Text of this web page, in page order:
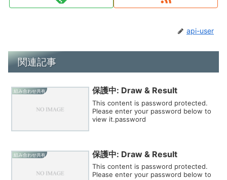
api-user
関連記事
組み合わせ共有 保護中: Draw & Result
This content is password protected.
Please enter your password below to
view it.password
組み合わせ共有 保護中: Draw & Result
This content is password protected.
Please enter your password below to